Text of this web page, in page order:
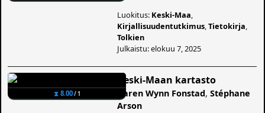
Luokitus: Keski-Maa
Kirjallisuudentutkimus ,Tietokirja
Tolkien
Julkaistu: elokuu 7, 2025
⧗ 8.00/ 1
Keski-Maan kartasto
Karen Wynn Fonstad,Stéphane
Arson